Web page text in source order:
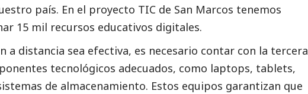
país. En el proyecto TIC de San Marcos tenemos
15 mil recursos educativos digitales.
a distancia sea efectiva, es necesario contar con la tercera
tecnológicos adecuados, como laptops, tablets,
de almacenamiento. Estos equipos garantizan que